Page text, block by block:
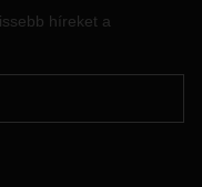
a
lehet elébe
miért lehet
külön
híreket a